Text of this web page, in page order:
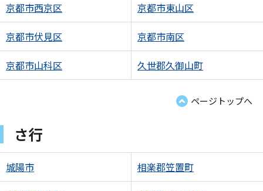
京都市西京区 京都市東山区
京都市伏見区 京都市南区
京都市山科区 久世郡久御山町
ページトップへ
さ行
城陽市 相楽郡笠置町